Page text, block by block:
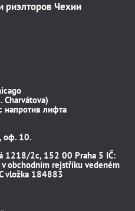
риэлторов Чехии
Charvátova)
напротив лифта
оф. 10.
1218/2c, 152 00 Praha 5 IČ:
obchodním rejstříku vedeném
vložka 184883